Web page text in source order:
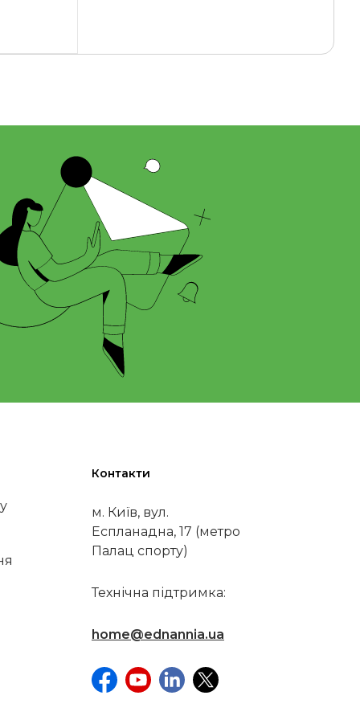
Контакти
м. Київ, вул.
Еспланадна, 17 (метро
Палац спорту)
Технічна підтримка:
home@ednannia.ua